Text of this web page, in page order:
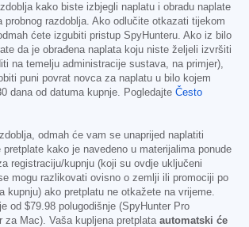
kako biste izbjegli naplatu i obradu naplate
probnog razdoblja. Ako odlučite otkazati tijekom
ćete izgubiti pristup SpyHunteru. Ako iz bilo
da je obrađena naplata koju niste željeli izvršiti
na temelju administracije sustava, na primjer),
puni povrat novca za naplatu u bilo kojem
dana od datuma kupnje. Pogledajte Često
odmah će vam se unaprijed naplatiti
kako je navedeno u materijalima ponude
registraciju/kupnju (koji su ovdje uključeni
mogu razlikovati ovisno o zemlji ili promociji po
kupnju) ako pretplatu ne otkažete na vrijeme.
od $79.98 polugodišnje (SpyHunter Pro
za Mac). Vaša kupljena pretplata automatski će